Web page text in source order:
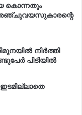
കൊന്നതും
അഞ്ചുവയസുകാരന്റെ
നിർത്തി
പിടിയിൽ